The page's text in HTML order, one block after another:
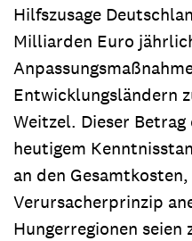
Hilfszusage
Milliarden Euro
Entwicklungsländern
Weitzel. Dieser
heutigem
an den
Verursacherprinzip
Hungerregionen